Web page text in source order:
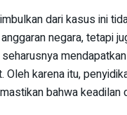
dari kasus ini
negara, tetapi
karena itu,
bahwa keadilan